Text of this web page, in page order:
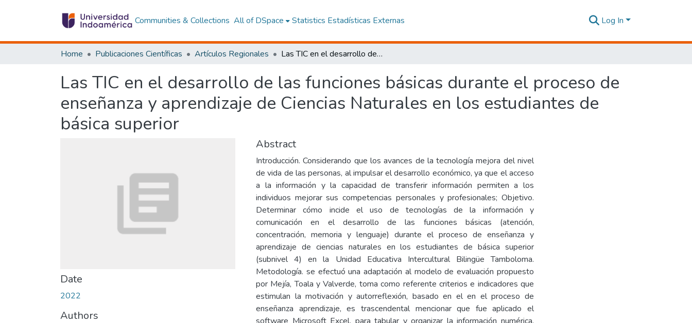
Communities & Collections All of DSpace Statistics Estadísticas Externas Log In
Home Publicaciones Científicas Artículos Regionales Las TIC en el desarrollo de las funciones básicas durante el proceso de enseñanza y aprendizaje de Ciencias Naturales en los estudiantes de básica superior
Las TIC en el desarrollo de las funciones básicas durante el proceso de
enseñanza y aprendizaje de Ciencias Naturales en los estudiantes de
básica superior
Date
2022
Authors
Abstract
Introducción. Considerando que los avances de la tecnología mejora del nivel
de vida de las personas, al impulsar el desarrollo económico, ya que el acceso
a la información y la capacidad de transferir información permiten a los
individuos mejorar sus competencias personales y profesionales; Objetivo.
Determinar cómo incide el uso de tecnologías de la información y
comunicación en el desarrollo de las funciones básicas (atención,
concentración, memoria y lenguaje) durante el proceso de enseñanza y
aprendizaje de ciencias naturales en los estudiantes de básica superior
(subnivel 4) en la Unidad Educativa Intercultural Bilingüe Tamboloma.
Metodología. se efectuó una adaptación al modelo de evaluación propuesto
por Mejía, Toala y Valverde, toma como referente criterios e indicadores que
estimulan la motivación y autorreflexión, basado en el en el proceso de
enseñanza aprendizaje, es trascendental mencionar que fue aplicado el